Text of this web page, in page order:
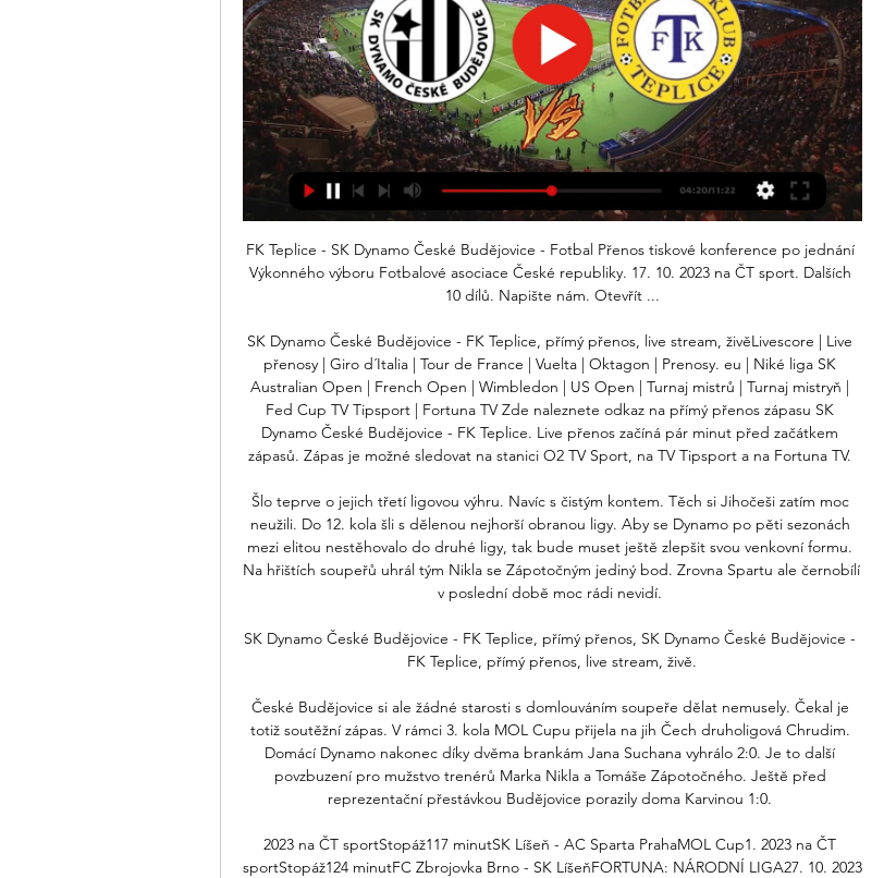
FK Teplice - SK Dynamo České Budějovice - Fotbal Přenos tiskové konference po jednání
Výkonného výboru Fotbalové asociace České republiky. 17. 10. 2023 na ČT sport. Dalších
10 dílů. Napište nám. Otevřít ...
SK Dynamo České Budějovice - FK Teplice, přímý přenos, live stream, živěLivescore | Live
přenosy | Giro d´Italia | Tour de France | Vuelta | Oktagon | Prenosy. eu | Niké liga SK
Australian Open | French Open | Wimbledon | US Open | Turnaj mistrů | Turnaj mistryň |
Fed Cup TV Tipsport | Fortuna TV Zde naleznete odkaz na přímý přenos zápasu SK
Dynamo České Budějovice - FK Teplice. Live přenos začíná pár minut před začátkem
zápasů. Zápas je možné sledovat na stanici O2 TV Sport, na TV Tipsport a na Fortuna TV.
Šlo teprve o jejich třetí ligovou výhru. Navíc s čistým kontem. Těch si Jihočeši zatím moc
neužili. Do 12. kola šli s dělenou nejhorší obranou ligy. Aby se Dynamo po pěti sezonách
mezi elitou nestěhovalo do druhé ligy, tak bude muset ještě zlepšit svou venkovní formu.
Na hřištích soupeřů uhrál tým Nikla se Zápotočným jediný bod. Zrovna Spartu ale černobílí
v poslední době moc rádi nevidí.
SK Dynamo České Budějovice - FK Teplice, přímý přenos, SK Dynamo České Budějovice -
FK Teplice, přímý přenos, live stream, živě.
České Budějovice si ale žádné starosti s domlouváním soupeře dělat nemusely. Čekal je
totiž soutěžní zápas. V rámci 3. kola MOL Cupu přijela na jih Čech druholigová Chrudim.
Domácí Dynamo nakonec díky dvěma brankám Jana Suchana vyhrálo 2:0. Je to další
povzbuzení pro mužstvo trenérů Marka Nikla a Tomáše Zápotočného. Ještě před
reprezentační přestávkou Budějovice porazily doma Karvinou 1:0.
2023 na ČT sportStopáž117 minutSK Líšeň - AC Sparta PrahaMOL Cup1. 2023 na ČT
sportStopáž124 minutFC Zbrojovka Brno - SK LíšeňFORTUNA: NÁRODNÍ LIGA27. 10. 2023